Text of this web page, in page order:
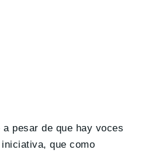
pesar de que hay voces
que como